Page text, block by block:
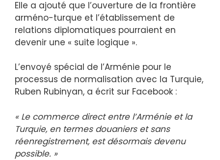
Elle a ajouté que l’ouverture de la frontière
arméno-turque et l’établissement de
relations diplomatiques pourraient en
devenir une « suite logique ».
L’envoyé spécial de l’Arménie pour le
processus de normalisation avec la Turquie,
Ruben Rubinyan, a écrit sur Facebook :
« Le commerce direct entre l’Arménie et la
Turquie, en termes douaniers et sans
réenregistrement, est désormais devenu
possible. »